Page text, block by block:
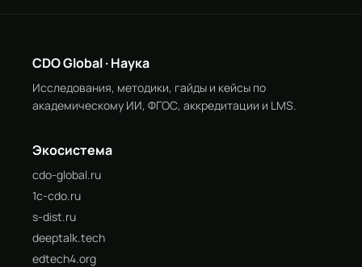
CDO Global · Наука
Исследования, методики, гайды и кейсы по
академическому ИИ, ФГОС, аккредитации и LMS.
Экосистема
cdo-global.ru
1c-cdo.ru
s-dist.ru
deeptalk.tech
edtech4.org